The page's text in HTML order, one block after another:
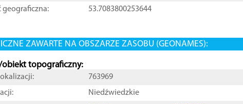
geograficzna:
53.7083800253644
ZAWARTE NA OBSZARZE ZASOBU (GEONAMES):
topograficzny:
763969
Niedźwiedzkie